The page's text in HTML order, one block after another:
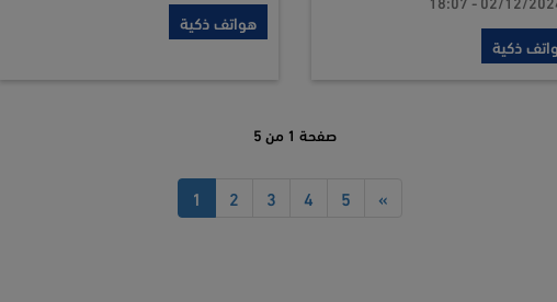
ذكية
هواتف ذكية
صفحة 1 من 5
1 2 3 4 5 »